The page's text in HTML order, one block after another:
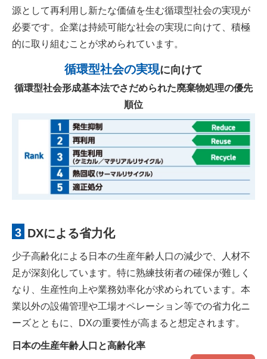
源として再利用し新たな価値を生む循環型社会の実現が
必要です。企業は持続可能な社会の実現に向けて、積極
的に取り組むことが求められています。
循環型社会の実現に向けて
循環型社会形成基本法でさだめられた廃棄物処理の優先
順位
3 DXによる省力化
少子高齢化による日本の生産年齢人口の減少で、人材不
足が深刻化しています。特に熟練技術者の確保が難しく
なり、生産性向上や業務効率化が求められています。本
業以外の設備管理や工場オペレーション等での省力化ニ
ーズとともに、DXの重要性が高まると想定されます。
日本の生産年齢人口と高齢化率